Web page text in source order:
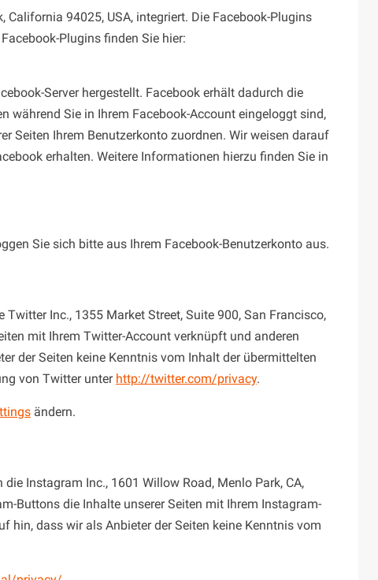
94025, USA, integriert. Die Facebook-Plugins
Plugins finden Sie hier:
Server hergestellt. Facebook erhält dadurch die
während Sie in Ihrem Facebook-Account eingeloggt sind,
Seiten Ihrem Benutzerkonto zuordnen. Wir weisen darauf
erhalten. Weitere Informationen hierzu finden Sie in
Sie sich bitte aus Ihrem Facebook-Benutzerkonto aus.
Inc., 1355 Market Street, Suite 900, San Francisco,
mit Ihrem Twitter-Account verknüpft und anderen
der Seiten keine Kenntnis vom Inhalt der übermittelten
von Twitter unter http://twitter.com/privacy.
ändern.
Instagram Inc., 1601 Willow Road, Menlo Park, CA,
Buttons die Inhalte unserer Seiten mit Ihrem Instagram-
hin, dass wir als Anbieter der Seiten keine Kenntnis vom